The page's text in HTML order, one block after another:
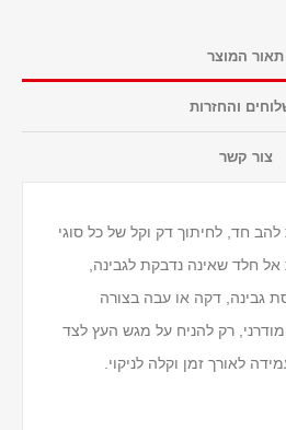
תאור המוצר
והחזרות
צור קשר
חד, לחיתוך דק וקל של כל סוגי
חלד שאינה נדבקת לגבינה,
גבינה, דקה או עבה בצורה
רק להניח על מגש העץ לצד
לאורך זמן וקלה לניקוי.